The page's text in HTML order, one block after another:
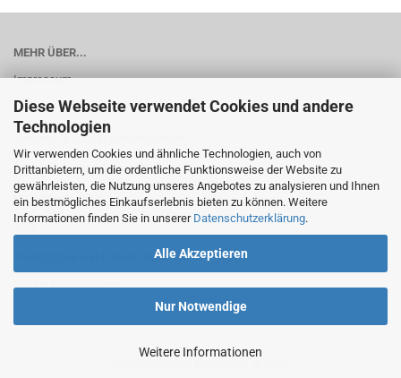
Diese Webseite verwendet Cookies und andere
Technologien
Wir verwenden Cookies und ähnliche Technologien, auch von
Drittanbietern, um die ordentliche Funktionsweise der Website zu
gewährleisten, die Nutzung unseres Angebotes zu analysieren und Ihnen
ein bestmögliches Einkaufserlebnis bieten zu können. Weitere
Informationen finden Sie in unserer Datenschutzerklärung.
Alle Akzeptieren
Nur Notwendige
Weitere Informationen
MEHR ÜBER...
Impressum
Kontakt
Versand- & Zahlungsbedingungen
Widerrufsrecht & Muster-Widerrufsformular
Batterieentsorgung
Privatsphäre und Datenschutz
Cookie Einstellungen